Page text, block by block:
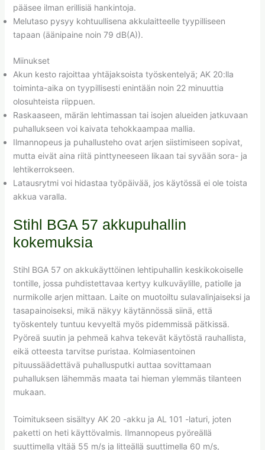
pääsee ilman erillisiä hankintoja.
Melutaso pysyy kohtuullisena akkulaitteelle tyypilliseen
tapaan (äänipaine noin 79 dB(A)).
Miinukset
Akun kesto rajoittaa yhtäjaksoista työskentelyä; AK 20:lla
toiminta-aika on tyypillisesti enintään noin 22 minuuttia
olosuhteista riippuen.
Raskaaseen, märän lehtimassan tai isojen alueiden jatkuvaan
puhallukseen voi kaivata tehokkaampaa mallia.
Ilmannopeus ja puhallusteho ovat arjen siistimiseen sopivat,
mutta eivät aina riitä pinttyneeseen likaan tai syvään sora- ja
lehtikerrokseen.
Latausrytmi voi hidastaa työpäivää, jos käytössä ei ole toista
akkua varalla.
Stihl BGA 57 akkupuhallin
kokemuksia
Stihl BGA 57 on akkukäyttöinen lehtipuhallin keskikokoiselle
tontille, jossa puhdistettavaa kertyy kulkuväylille, patiolle ja
nurmikolle arjen mittaan. Laite on muotoiltu sulavalinjaiseksi ja
tasapainoiseksi, mikä näkyy käytännössä siinä, että
työskentely tuntuu kevyeltä myös pidemmissä pätkissä.
Pyöreä suutin ja pehmeä kahva tekevät käytöstä rauhallista,
eikä otteesta tarvitse puristaa. Kolmiasentoinen
pituussäädettävä puhallusputki auttaa sovittamaan
puhalluksen lähemmäs maata tai hieman ylemmäs tilanteen
mukaan.
Toimitukseen sisältyy AK 20 -akku ja AL 101 -laturi, joten
paketti on heti käyttövalmis. Ilmannopeus pyöreällä
suuttimella yltää 55 m/s ja litteällä suuttimella 60 m/s,